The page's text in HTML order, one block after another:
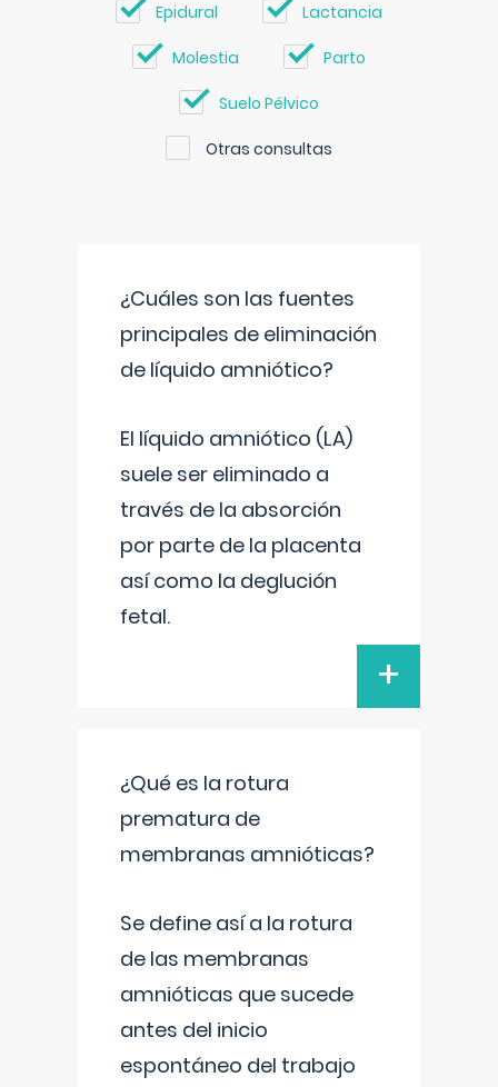
Epidural Lactancia
Molestia Parto
Suelo Pélvico
Otras consultas
¿Cuáles son las fuentes
principales de eliminación
de líquido amniótico?
El líquido amniótico (LA)
suele ser eliminado a
través de la absorción
por parte de la placenta
así como la deglución
fetal.
+
¿Qué es la rotura
prematura de
membranas amnióticas?
Se define así a la rotura
de las membranas
amnióticas que sucede
antes del inicio
espontáneo del trabajo